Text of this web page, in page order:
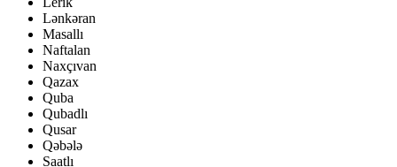
Lənkəran
Masallı
Naftalan
Naxçıvan
Qazax
Quba
Qubadlı
Qusar
Qəbələ
Saatlı